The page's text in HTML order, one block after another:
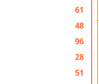
61
48
96
28
51